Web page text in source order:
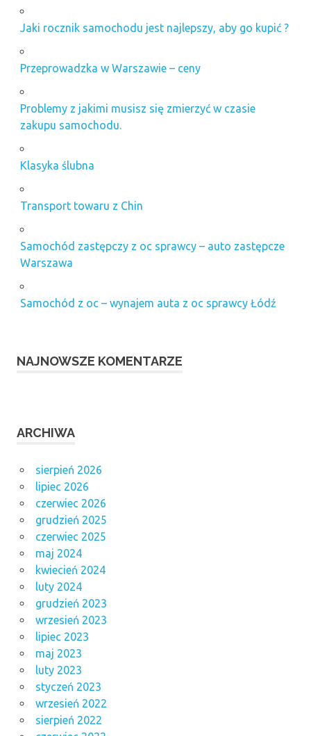
Jaki rocznik samochodu jest najlepszy, aby go kupić ?
Przeprowadzka w Warszawie – ceny
Problemy z jakimi musisz się zmierzyć w czasie
zakupu samochodu.
Klasyka ślubna
Transport towaru z Chin
Samochód zastępczy z oc sprawcy – auto zastępcze
Warszawa
Samochód z oc – wynajem auta z oc sprawcy Łódź
NAJNOWSZE KOMENTARZE
ARCHIWA
sierpień 2026
lipiec 2026
czerwiec 2026
grudzień 2025
czerwiec 2025
maj 2024
kwiecień 2024
luty 2024
grudzień 2023
wrzesień 2023
lipiec 2023
maj 2023
luty 2023
styczeń 2023
wrzesień 2022
sierpień 2022